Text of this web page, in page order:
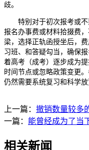
歧。
特别对于初次报考或不
报名办事费或材料拾掇费
梁，选择正轨函授坐后，
习班、和答疑勾当，确保
着高考（成考）逐步成为
时间节点或忽略政策变更
仍然需要系统复习和科学放
上一篇： 撤销数量较多
一篇： 能曾经成为了当
相关新闻